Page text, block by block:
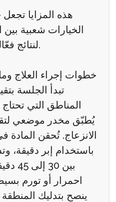
هذه المزايا
الخيارات شعبية
لنتائج فعّالة وطبيعية في آن واحد.
خطوات إجراء العلاج
تبدأ الجلسة
المناطق التي تحتاج
يُطبّق مخدر موضعي
الانزعاج. تُحقن المادة
باستخدام إبر دقيقة،
بين
احمرار أو تورم
ينصح بتدليك